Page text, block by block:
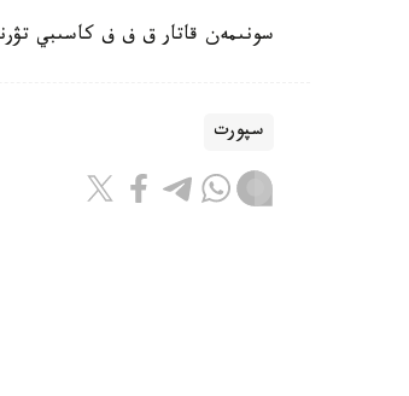
سونىمەن قاتار ق ف ف كاسىبي
سپورت